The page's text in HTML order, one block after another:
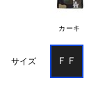
カーキ
サイズ ＦＦ